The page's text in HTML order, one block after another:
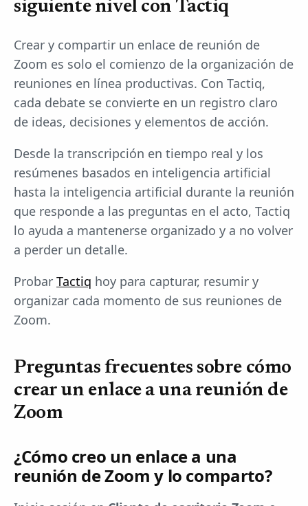
siguiente nivel con Tactiq
Crear y compartir un enlace de reunión de
Zoom es solo el comienzo de la organización de
reuniones en línea productivas. Con Tactiq,
cada debate se convierte en un registro claro
de ideas, decisiones y elementos de acción.
Desde la transcripción en tiempo real y los
resúmenes basados en inteligencia artificial
hasta la inteligencia artificial durante la reunión
que responde a las preguntas en el acto, Tactiq
lo ayuda a mantenerse organizado y a no volver
a perder un detalle.
Probar Tactiq hoy para capturar, resumir y
organizar cada momento de sus reuniones de
Zoom.
Preguntas frecuentes sobre cómo
crear un enlace a una reunión de
Zoom
¿Cómo creo un enlace a una
reunión de Zoom y lo comparto?